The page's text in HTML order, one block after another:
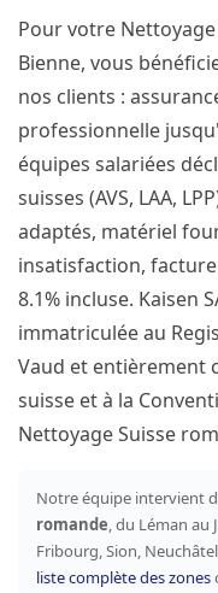
Pour votre
Bienne, vous
nos clients :
professionnelle
équipes salariées
suisses (AVS, LAA,
adaptés, matériel
insatisfaction, facture
8.1% incluse. Kaisen
immatriculée au
Vaud et entièrement
suisse et à la
Nettoyage Suisse
Notre équipe intervient
romande, du Léman au
Fribourg, Sion,
liste complète des zones